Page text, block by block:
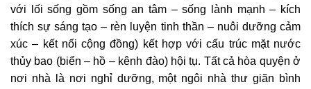
với lối sống gồm sống an tâm – sống lành mạnh – kích
thích sự sáng tạo – rèn luyện tinh thần – nuôi dưỡng cảm
xúc – kết nối cộng đồng) kết hợp với cấu trúc mặt nước
thủy bao (biển – hồ – kênh đào) hội tụ. Tất cả hòa quyện ở
nơi nhà là nơi nghỉ dưỡng, một ngôi nhà thư giãn bình